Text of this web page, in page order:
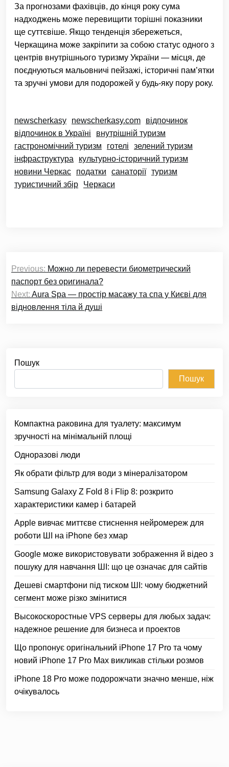
За прогнозами фахівців, до кінця року сума
надходжень може перевищити торішні показники
ще суттєвіше. Якщо тенденція збережеться,
Черкащина може закріпити за собою статус одного з
центрів внутрішнього туризму України — місця, де
поєднуються мальовничі пейзажі, історичні пам’ятки
та зручні умови для подорожей у будь-яку пору року.
newscherkasy newscherkasy.com
відпочинок
відпочинок в Україні
внутрішній туризм
гастрономічний туризм
готелі
зелений туризм
інфраструктура
культурно-історичний туризм
новини Черкас
податки санаторії туризм
туристичний збір
Черкаси
записів
Previous: Можно ли перевести биометрический
паспорт без оригинала?
Next: Aura Spa — простір масажу та спа у Києві для
відновлення тіла й душі
Пошук
Пошук
Компактна раковина для туалету: максимум
зручності на мінімальній площі
Одноразові люди
Як обрати фільтр для води з мінералізатором
Samsung Galaxy Z Fold 8 і Flip 8: розкрито
характеристики камер і батарей
Apple вивчає миттєве стиснення нейромереж для
роботи ШІ на iPhone без хмар
Google може використовувати зображення й відео з
пошуку для навчання ШІ: що це означає для сайтів
Дешеві смартфони під тиском ШІ: чому бюджетний
сегмент може різко змінитися
Высокоскоростные VPS серверы для любых задач:
надежное решение для бизнеса и проектов
Що пропонує оригінальний iPhone 17 Pro та чому
новий iPhone 17 Pro Max викликав стільки розмов
iPhone 18 Pro може подорожчати значно менше, ніж
очікувалось